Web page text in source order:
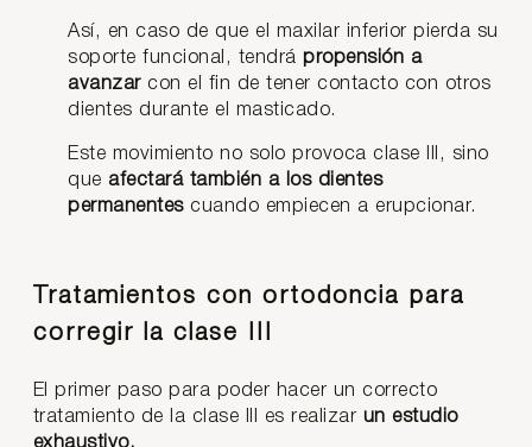
Así, en caso de que el maxilar inferior pierda su
soporte funcional, tendrá propensión a
avanzar con el fin de tener contacto con otros
dientes durante el masticado.
Este movimiento no solo provoca clase III, sino
que afectará también a los dientes
permanentes cuando empiecen a erupcionar.
Tratamientos con ortodoncia para
corregir la clase III
El primer paso para poder hacer un correcto
tratamiento de la clase III es realizar un estudio
exhaustivo.